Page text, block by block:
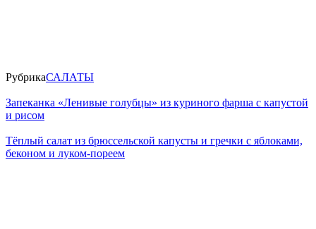
РубрикаСАЛАТЫ
Запеканка «Ленивые голубцы» из куриного фарша с капустой
и рисом
Тёплый салат из брюссельской капусты и гречки с яблоками,
беконом и луком-пореем